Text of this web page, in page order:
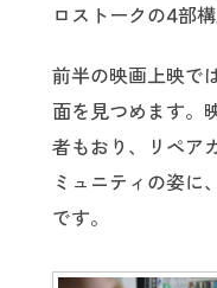
ロストークの4部構
前半の映画上映で
面を見つめます。
者もおり、リペア
ミュニティの姿に
です。